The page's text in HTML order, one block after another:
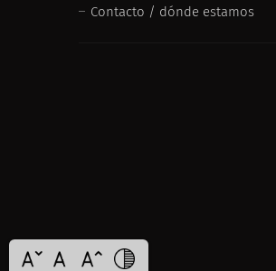
Contacto / dónde estamos